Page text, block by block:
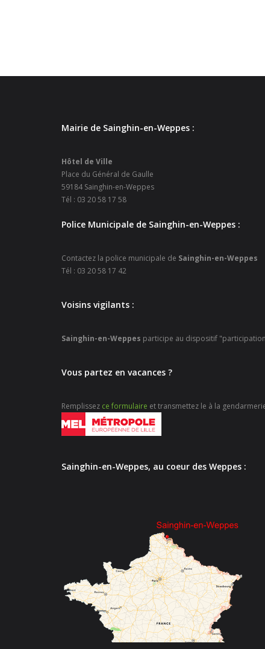
Mairie de Sainghin-en-Weppes :
Hôtel de Ville
Place du Général de Gaulle
59184 Sainghin-en-Weppes
Tél : 03 20 58 17 58
Police Municipale de Sainghin-en-Weppes :
Contactez la police municipale de Sainghin-en-Weppes
Tél : 03 20 58 17 42
Voisins vigilants :
Sainghin-en-Weppes participe au dispositif
Vous partez en vacances ?
Remplissez ce formulaire et transmettez le à la
Sainghin-en-Weppes, au coeur des Weppes :